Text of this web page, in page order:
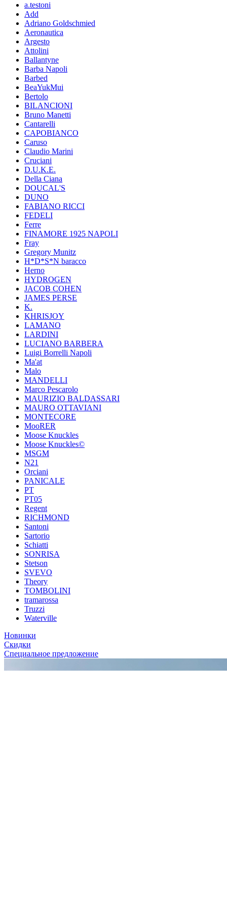
a.testoni
Add
Adriano Goldschmied
Aeronautica
Argesto
Attolini
Ballantyne
Barba Napoli
Barbed
BeaYukMui
Bertolo
BILANCIONI
Bruno Manetti
Cantarelli
CAPOBIANCO
Caruso
Claudio Marini
Cruciani
D.U.K.E.
Della Ciana
DOUCAL'S
DUNO
FABIANO RICCI
FEDELI
Ferre
FINAMORE 1925 NAPOLI
Fray
Gregory Munitz
H*D*S*N baracco
Herno
HYDROGEN
JACOB COHEN
JAMES PERSE
K.
KHRISJOY
LAMANO
LARDINI
LUCIANO BARBERA
Luigi Borrelli Napoli
Ma'at
Malo
MANDELLI
Marco Pescarolo
MAURIZIO BALDASSARI
MAURO OTTAVIANI
MONTECORE
MooRER
Moose Knuckles
Moose Knuckles©️
MSGM
N21
Orciani
PANICALE
PT
PT05
Regent
RICHMOND
Santoni
Sartorio
Schiatti
SONRISA
Stetson
SVEVO
Theory
TOMBOLINI
tramarossa
Truzzi
Waterville
Новинки
Скидки
Специальное предложение